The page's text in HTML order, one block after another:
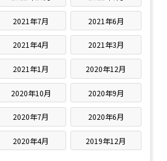
2021年7月 2021年6月
2021年4月 2021年3月
2021年1月 2020年12月
2020年10月 2020年9月
2020年7月 2020年6月
2020年4月 2019年12月